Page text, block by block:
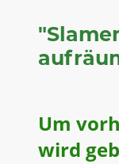
Um
wird